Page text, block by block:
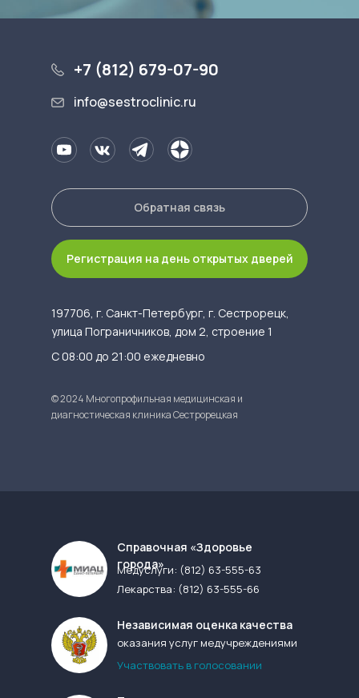
+7 (812) 679-07-90
info@sestroclinic.ru
197706, г. Санкт-Петербург, г. Сестрорецк,
улица Пограничников, дом 2, строение 1
Обратная связь
С 08:00 до 21:00 ежедневно
© 2024 Многопрофильная медицинская и
диагностическая клиника Сестрорецкая
Регистрация на день открытых дверей
Cправочная «Здоровье
города»
Медуслуги: (812) 63-555-63
Лекарства: (812) 63-555-66
Независимая оценка качества
оказания услуг медучреждениями
Участвовать в голосовании